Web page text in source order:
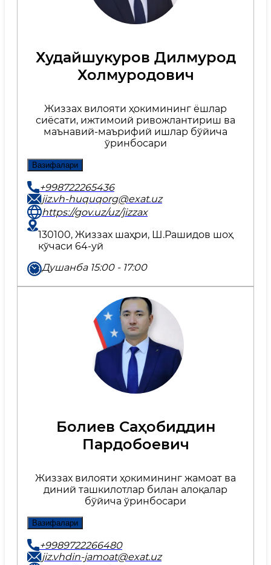
Худайшукуров Дилмурод
Холмуродович
Жиззах вилояти ҳокимининг ёшлар
сиёсати, ижтимоий ривожлантириш ва
маънавий-маърифий ишлар бўйича
ўринбосари
Вазифалари
+998722265436
jiz.vh-huquqorg@exat.uz
https://gov.uz/uz/jizzax
130100, Жиззах шаҳри, Ш.Рашидов шоҳ
кўчаси 64-уй
Душанба 15:00 - 17:00
Болиев Саҳобиддин
Пардобоевич
Жиззах вилояти ҳокимининг жамоат ва
диний ташкилотлар билан алоқалар
бўйича ўринбосари
Вазифалари
+9989722266480
jiz.vhdin-jamoat@exat.uz